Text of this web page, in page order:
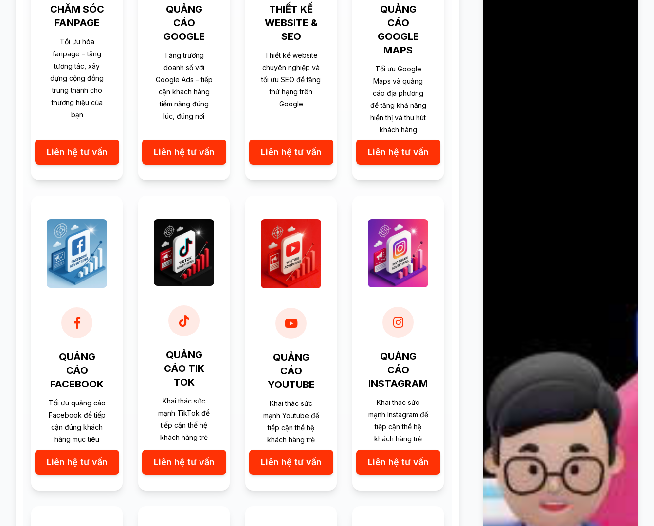
CHĂM SÓC
FANPAGE
Tối ưu hóa
fanpage – tăng
tương tác, xây
dựng cộng đồng
trung thành cho
thương hiệu của
bạn
Liên hệ tư vấn
QUẢNG
CÁO
GOOGLE
Tăng trưởng
doanh số với
Google Ads – tiếp
cận khách hàng
tiềm năng đúng
lúc, đúng nơi
Liên hệ tư vấn
THIẾT KẾ
WEBSITE &
SEO
Thiết kế website
chuyên nghiệp và
tối ưu SEO để tăng
thứ hạng trên
Google
Liên hệ tư vấn
QUẢNG
CÁO
GOOGLE
MAPS
Tối ưu Google
Maps và quảng
cáo địa phương
để tăng khả năng
hiển thị và thu hút
khách hàng
Liên hệ tư vấn
QUẢNG
CÁO
FACEBOOK
Tối ưu quảng cáo
Facebook để tiếp
cận đúng khách
hàng mục tiêu
Liên hệ tư vấn
QUẢNG
CÁO TIK
TOK
Khai thác sức
mạnh TikTok để
tiếp cận thế hệ
khách hàng trẻ
Liên hệ tư vấn
QUẢNG
CÁO
YOUTUBE
Khai thác sức
mạnh Youtube để
tiếp cận thế hệ
khách hàng trẻ
Liên hệ tư vấn
QUẢNG
CÁO
INSTAGRAM
Khai thác sức
mạnh Instagram để
tiếp cận thế hệ
khách hàng trẻ
Liên hệ tư vấn